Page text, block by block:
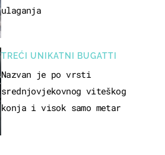
ulaganja
TREĆI UNIKATNI BUGATTI
Nazvan je po vrsti
srednjovjekovnog viteškog
konja i visok samo metar